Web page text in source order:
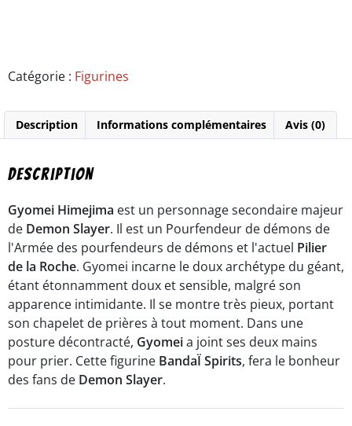
Series
Kimetsu
No
Yaiba
Vol.17
-
Bandaï
Spirits
Catégorie : Figurines
Description Informations complémentaires Avis (0)
Description
Gyomei Himejima est un personnage secondaire majeur
de Demon Slayer. Il est un Pourfendeur de démons de
l'Armée des pourfendeurs de démons et l'actuel Pilier
de la Roche. Gyomei incarne le doux archétype du géant,
étant étonnamment doux et sensible, malgré son
apparence intimidante. Il se montre très pieux, portant
son chapelet de prières à tout moment. Dans une
posture décontracté, Gyomeia joint ses deux mains
pour prier. Cette figurine BandaÏ Spirits, fera le bonheur
des fans de Demon Slayer.